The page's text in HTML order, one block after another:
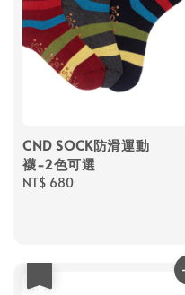
CND SOCK防滑運動
襪-2色可選
Regular
NT$ 680